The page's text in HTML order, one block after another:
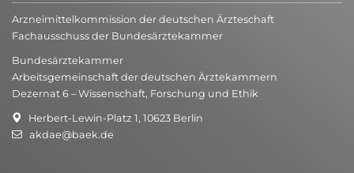
Arzneimittelkommission der deutschen Ärzteschaft
Fachausschuss der Bundesärztekammer
Bundesärztekammer
Arbeitsgemeinschaft der deutschen Ärztekammern
Dezernat 6 – Wissenschaft, Forschung und Ethik
Herbert-Lewin-Platz 1, 10623 Berlin
akdae@baek.de